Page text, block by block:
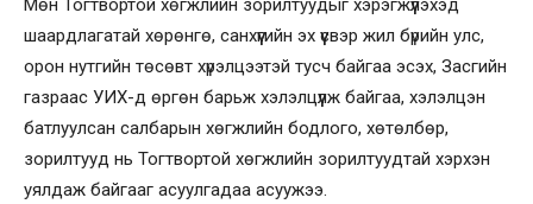
Мөн Тогтвортой хөгжлийн зорилтуудыг хэрэгжүүлэхэд
шаардлагатай хөрөнгө, санхүүгийн эх үүсвэр жил бүрийн улс,
орон нутгийн төсөвт хүрэлцээтэй тусч байгаа эсэх, Засгийн
газраас УИХ-д өргөн барьж хэлэлцүүлж байгаа, хэлэлцэн
батлуулсан салбарын хөгжлийн бодлого, хөтөлбөр,
зорилтууд нь Тогтвортой хөгжлийн зорилтуудтай хэрхэн
уялдаж байгааг асуулгадаа асуужээ.